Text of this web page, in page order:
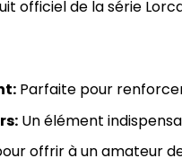
officiel de la série
Parfaite pour renforcer
Un élément
offrir à un amateur